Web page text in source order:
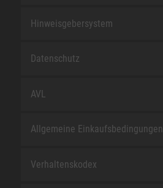
Hinweisgebersystem
Datenschutz
AVL
Allgemeine Einkaufsbedingungen
Verhaltenskodex